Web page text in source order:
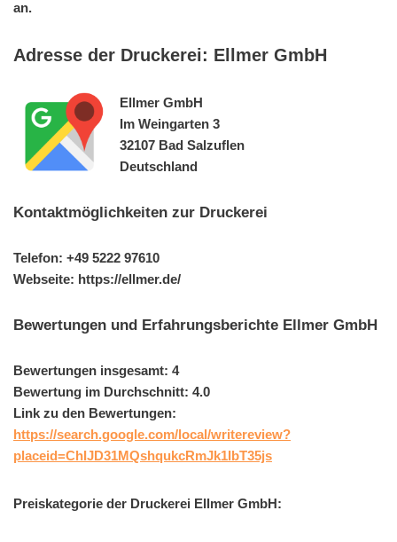
an.
Adresse der Druckerei: Ellmer GmbH
Ellmer GmbH
Im Weingarten 3
32107 Bad Salzuflen
Deutschland
Kontaktmöglichkeiten zur Druckerei
Telefon: +49 5222 97610
Webseite: https://ellmer.de/
Bewertungen und Erfahrungsberichte Ellmer GmbH
Bewertungen insgesamt: 4
Bewertung im Durchschnitt: 4.0
Link zu den Bewertungen:
https://search.google.com/local/writereview?
placeid=ChIJD31MQshqukcRmJk1IbT35js
Preiskategorie der Druckerei Ellmer GmbH: